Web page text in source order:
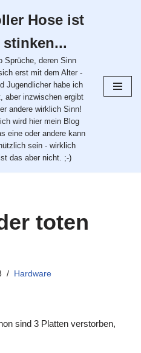
Hose ist
Sprüche, deren Sinn
erst mit dem Alter -
Jugendlicher habe ich
aber inzwischen ergibt
andere wirklich Sinn!
wird hier mein Blog
eine oder andere kann
sein - wirklich
das aber nicht. ;-)
toten
Hardware
sind 3 Platten verstorben,